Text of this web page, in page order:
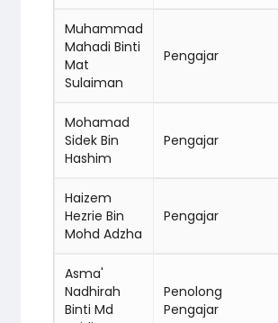
Muhammad
Mahadi Binti
Mat
Sulaiman
Pengajar
Mohamad
Sidek Bin
Hashim
Pengajar
Haizem
Hezrie Bin
Mohd Adzha
Pengajar
Asma'
Nadhirah
Binti Md
Penolong
Pengajar